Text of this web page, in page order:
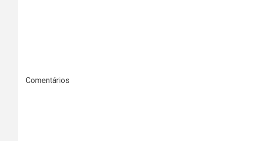
Comentários